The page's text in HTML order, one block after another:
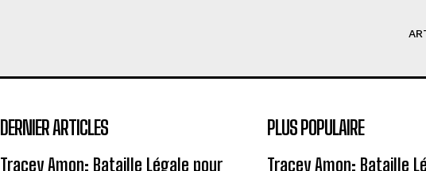
DERNIER ARTICLES
Tracey Amon: Bataille Légale pour
PLUS POPULAIRE
Tracey Amon: Bataille